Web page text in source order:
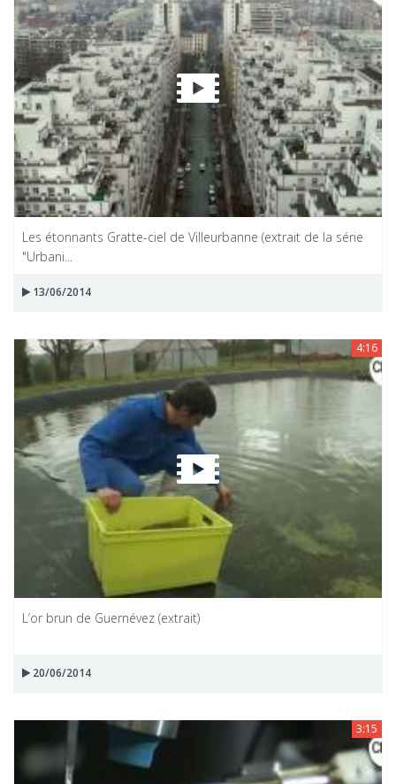
Les étonnants Gratte-ciel de Villeurbanne (extrait de la série
"Urbani...
13/06/2014
4:16
L’or brun de Guernévez (extrait)
20/06/2014
3:15